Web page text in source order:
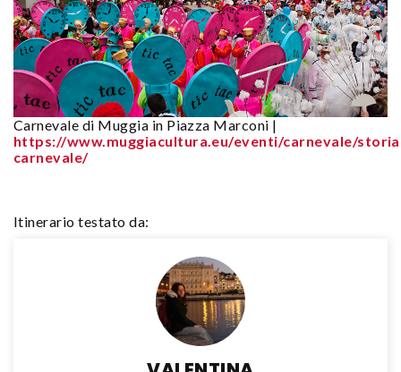
Carnevale di Muggia in Piazza Marconi |
https://www.muggiacultura.eu/eventi/carnevale/
carnevale/
Itinerario testato da: